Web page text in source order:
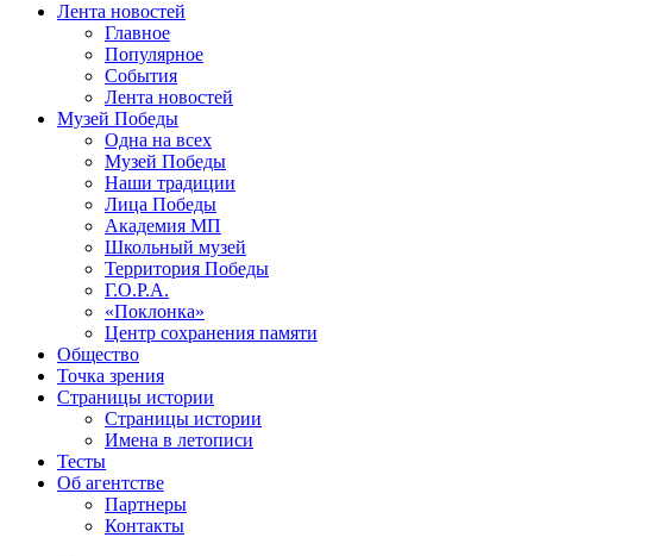
Лента новостей
Главное
Популярное
События
Лента новостей
Музей Победы
Одна на всех
Музей Победы
Наши традиции
Лица Победы
Академия МП
Школьный музей
Территория Победы
Г.О.Р.А.
«Поклонка»
Центр сохранения памяти
Общество
Точка зрения
Страницы истории
Страницы истории
Имена в летописи
Тесты
Об агентстве
Партнеры
Контакты